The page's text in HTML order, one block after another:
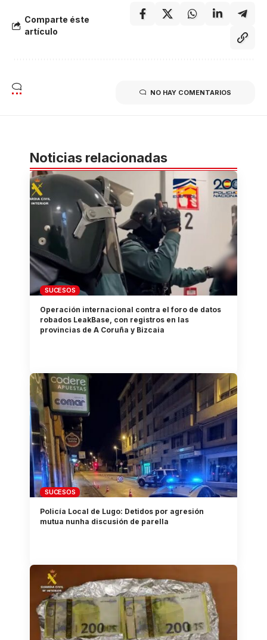
Comparte éste
artículo
NO HAY COMENTARIOS
Noticias relacionadas
SUCESOS
Operación internacional contra el foro de datos
robados LeakBase, con registros en las
provincias de A Coruña y Bizcaia
SUCESOS
Policía Local de Lugo: Detidos por agresión
mutua nunha discusión de parella